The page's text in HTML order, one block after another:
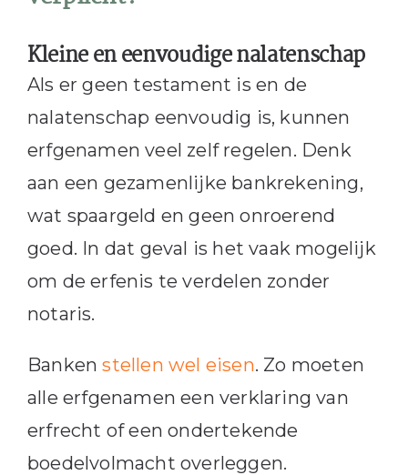
Kleine en eenvoudige nalatenschap
Als er geen testament is en de
nalatenschap eenvoudig is, kunnen
erfgenamen veel zelf regelen. Denk
aan een gezamenlijke bankrekening,
wat spaargeld en geen onroerend
goed. In dat geval is het vaak mogelijk
om de erfenis te verdelen zonder
notaris.
Bankenstellen wel eisen. Zo moeten
alle erfgenamen een verklaring van
erfrecht of een ondertekende
boedelvolmacht overleggen.